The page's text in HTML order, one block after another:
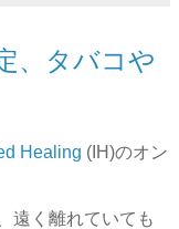
、タバコや
Healing (IH)のオン
遠く離れていても